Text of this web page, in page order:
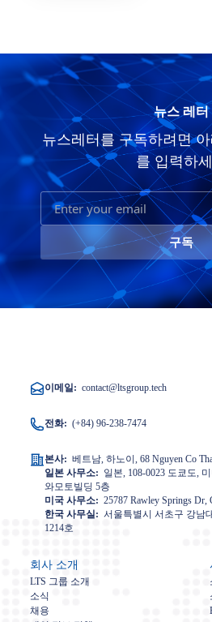
뉴스 레터
뉴스레터를 구독하려면
를 입력하
구독
이메일: contact@ltsgroup.tech
전화: (+84) 96-238-7474
본사: 베트남, 하노이, 68 Nguyen Co
일본 사무소: 일본, 108-0023 도쿄도,
와모토빌딩 5층
미국 사무소: 25787 Rawley Springs Dr,
한국 사무실: 서울특별시 서초구 강남
1214호
회사 소개
LTS 그룹 소개
소식
채용